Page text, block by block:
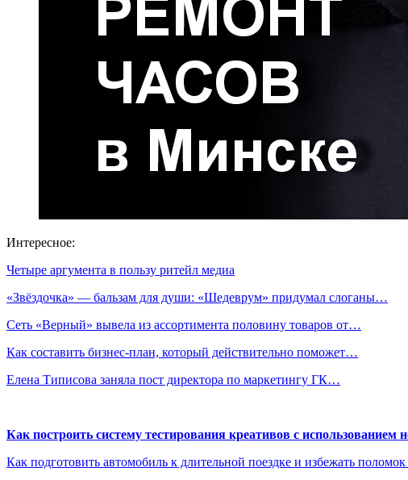
Интересное:
Четыре аргумента в пользу ритейл медиа
«Звёздочка» — бальзам для души: «Шедеврум» придумал слоганы…
Сеть «Верный» вывела из ассортимента половину товаров от…
Как составить бизнес-план, который действительно поможет…
Елена Типисова заняла пост директора по маркетингу ГК…
Как построить систему тестирования креативов с использованием
Как подготовить автомобиль к длительной поездке и избежать поломок